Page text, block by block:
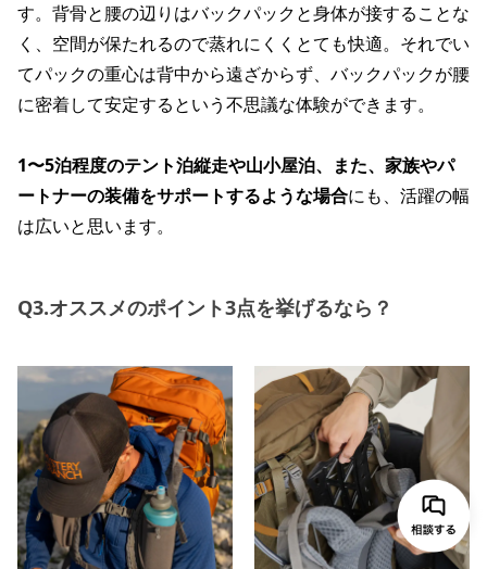
す。背骨と腰の辺りはバックパックと身体が接することな
く、空間が保たれるので蒸れにくくとても快適。それでい
てパックの重心は背中から遠ざからず、バックパックが腰
に密着して安定するという不思議な体験ができます。
1〜5泊程度のテント泊縦走や山小屋泊、また、家族やパ
ートナーの装備をサポートするような場合にも、活躍の幅
は広いと思います。
Q3.オススメのポイント3点を挙げるなら？